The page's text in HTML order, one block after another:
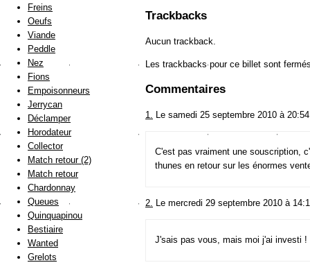
Trackbacks
Aucun trackback.
Les trackbacks pour ce billet sont
Commentaires
1. Le samedi 25 septembre 2010 à
C'est pas vraiment une souscription,
thunes en retour sur les énormes
2. Le mercredi 29 septembre 2010 à
J'sais pas vous, mais moi j'ai investi !
Freins
Oeufs
Viande
Peddle
Nez
Fions
Empoisonneurs
Jerrycan
Déclamper
Horodateur
Collector
Match retour (2)
Match retour
Chardonnay
Queues
Quinquapinou
Bestiaire
Wanted
Grelots